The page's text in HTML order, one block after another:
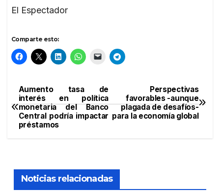
El Espectador
Comparte esto:
Navegación
de
entradas
Perspectivas
favorables -aunque
plagada de desafíos-
para la economía global
Aumento tasa de
interés en política
monetaria del Banco
Central podría impactar
préstamos
Noticias relacionadas